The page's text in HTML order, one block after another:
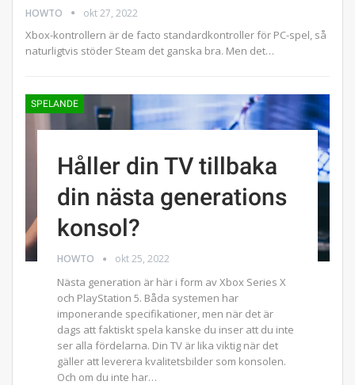
HOWTO okt 27, 2022
Xbox-kontrollern är de facto standardkontroller för PC-spel, så
naturligtvis stöder Steam det ganska bra. Men det…
SPELANDE
Håller din TV tillbaka
din nästa generations
konsol?
HOWTO okt 25, 2022
Nästa generation är här i form av Xbox Series X
och PlayStation 5. Båda systemen har
imponerande specifikationer, men när det är
dags att faktiskt spela kanske du inser att du inte
ser alla fördelarna. Din TV är lika viktig när det
gäller att leverera kvalitetsbilder som konsolen.
Och om du inte har…